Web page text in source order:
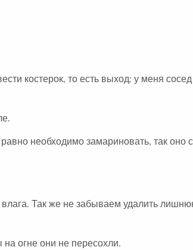
костерок, то есть выход: у меня
необходимо замариновать, так оно
Так же не забываем удалить
огне они не пересохли.